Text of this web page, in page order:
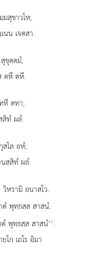
สุขาวโห;
น เจตสา.
ขุตฺตมํ;
ตหึ ตหึ.
ทึ ตทา;
ทํ ผลํ.
สโล อหํ;
สฺสิทํ ผลํ.
หรามิ อนาสโว.
ตํ พุทฺธสฺส สาสนํ.
พุทฺธสฺส สาสนํ’’.
ก เถโร อิมา